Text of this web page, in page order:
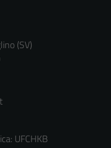
(SV)
UFCHKB